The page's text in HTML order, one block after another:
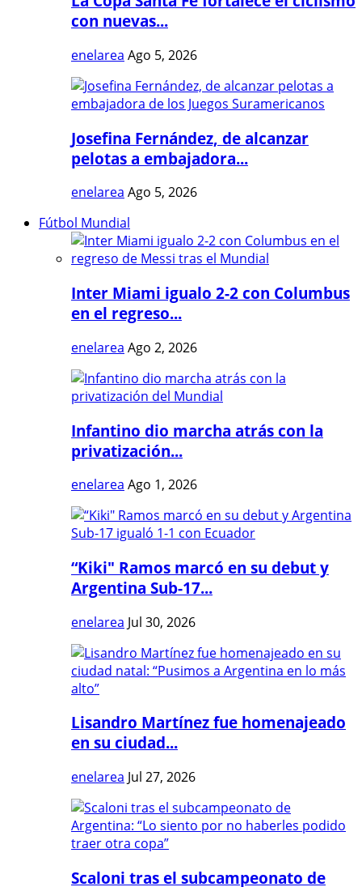
con nuevas...
enelarea Ago 5, 2026
Josefina Fernández, de alcanzar
pelotas a embajadora...
enelarea Ago 5, 2026
Fútbol Mundial
Inter Miami igualo 2-2 con Columbus
en el regreso...
enelarea Ago 2, 2026
Infantino dio marcha atrás con la
privatización...
enelarea Ago 1, 2026
“Kiki" Ramos marcó en su debut y
Argentina Sub-17...
enelarea Jul 30, 2026
Lisandro Martínez fue homenajeado
en su ciudad...
enelarea Jul 27, 2026
Scaloni tras el subcampeonato de